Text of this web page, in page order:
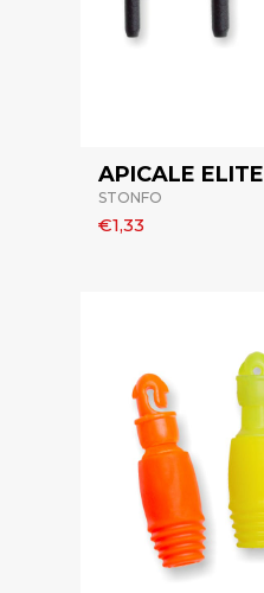
APICALE ELITE
STONFO
€1,33